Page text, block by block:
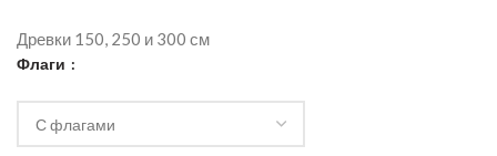
Древки 150, 250 и 300 см
Флаги